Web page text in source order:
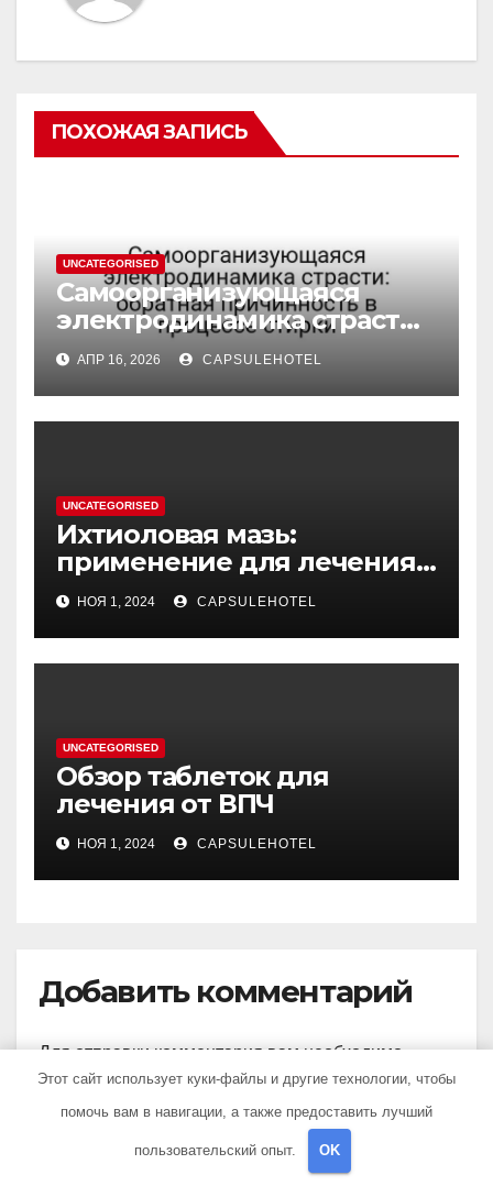
ПОХОЖАЯ ЗАПИСЬ
UNCATEGORISED
Самоорганизующаяся
электродинамика страсти:
обратная причинность в
процессе стирки
АПР 16, 2026 CAPSULEHOTEL
UNCATEGORISED
Ихтиоловая мазь:
применение для лечения
фурункулов
НОЯ 1, 2024 CAPSULEHOTEL
UNCATEGORISED
Обзор таблеток для
лечения от ВПЧ
НОЯ 1, 2024 CAPSULEHOTEL
Добавить комментарий
Для отправки комментария вам необходимо
авторизоваться.
Этот сайт использует куки-файлы и другие технологии, чтобы
помочь вам в навигации, а также предоставить лучший
пользовательский опыт. OK